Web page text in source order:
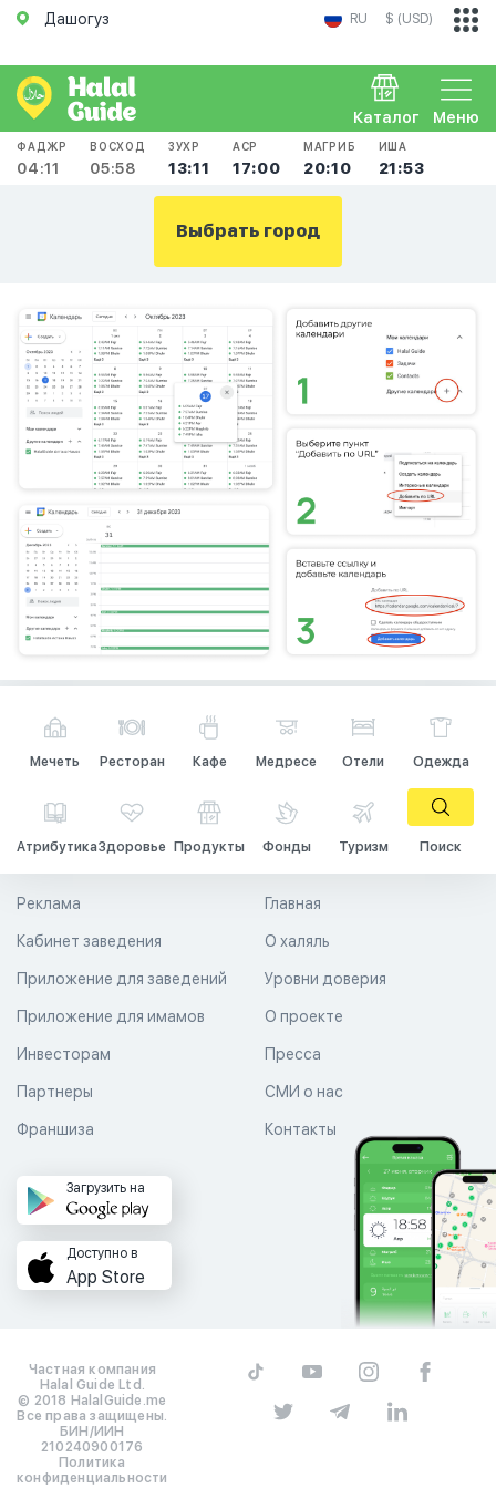
Дашогуз RU $ (USD)
Меню
Каталог
ФАДЖР
04:11
ВОСХОД
05:58
ЗУХР
13:11
АСР
17:00
МАГРИБ
20:10
ИША
21:53
Выбрать город
Мечеть Ресторан Кафе Медресе Отели Одежда
АтрибутикаЗдоровье Продукты Фонды Туризм Поиск
Главная
О халяль
Уровни доверия
Реклама
Кабинет заведения
Приложение для заведений
Приложение для имамов О проекте
Пресса
СМИ о нас
Контакты
Инвесторам
Партнеры
Франшиза
Загрузить на
Доступно в
App Store
Частная компания
Halal Guide Ltd.
© 2018 HalalGuide.me
Все права защищены.
БИН/ИИН
210240900176
Политика
конфиденциальности